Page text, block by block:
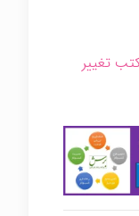
تغییر